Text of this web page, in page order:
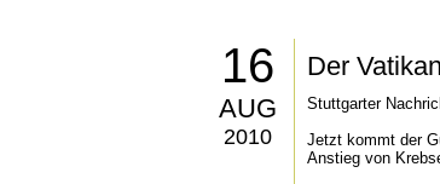
16
AUG
2010
Der
Stuttgarter
Jetzt kommt der
Anstieg von